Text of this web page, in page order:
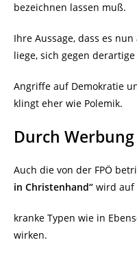
bezeichnen lassen muß.
Ihre Aussage, dass es
liege, sich gegen derartige
Angriffe auf Demokratie
klingt eher wie Polemik.
Durch
Auch die von der FPÖ
in Christenhand“ wird auf
kranke Typen wie in
wirken.